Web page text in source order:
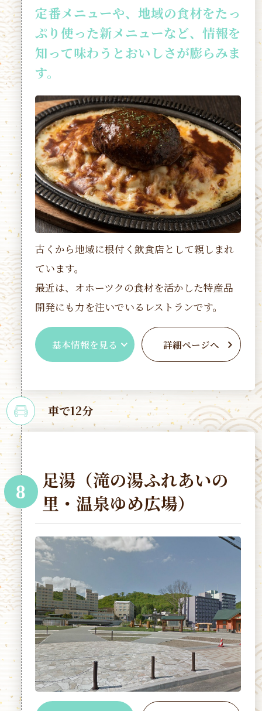
定番メニューや、地域の食材をたっ
ぷり使った新メニューなど、情報を
知って味わうとおいしさが膨らみま
す。
古くから地域に根付く飲食店として親しまれ
ています。
最近は、オホーツクの食材を活かした特産品
開発にも力を注いでいるレストランです。
基本情報を見る 詳細ページへ
車で12分
8
足湯（滝の湯ふれあいの
里・温泉ゆめ広場）